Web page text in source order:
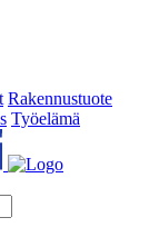
Rakennustuote
Työelämä